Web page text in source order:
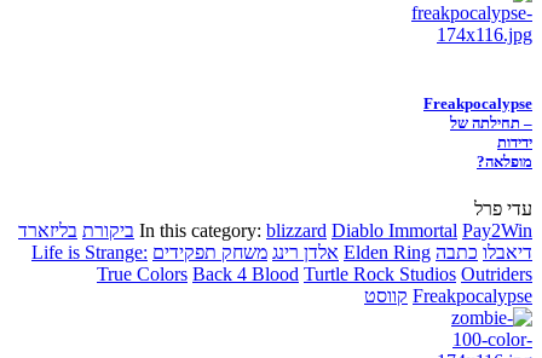
Freakpocalypse
– תחילתה של
ידידות
מופלאה?
עדי פרל
In this category: blizzard Diablo Immortal Pay2Win ביקורת בליזארד
דיאבלו כתבה Elden Ring אלדן רינג משחק תפקידים Life is Strange:
True Colors Back 4 Blood Turtle Rock Studios Outriders
Freakpocalypse קווסט